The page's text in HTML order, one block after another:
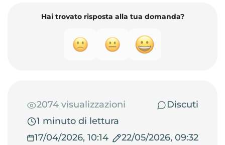
Hai trovato risposta alla tua domanda?
2074 visualizzazioni
Discuti
1 minuto di lettura
17/04/2026, 10:14
22/05/2026, 09:32